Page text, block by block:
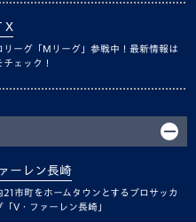
X
リーグ「Mリーグ」参戦中！最新情報は
チェック！
ーレン長崎
21市町をホームタウンとするプロサッカ
「V・ファーレン長崎」